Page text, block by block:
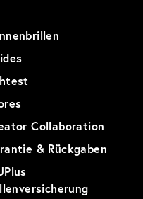
Collaboration
& Rückgaben